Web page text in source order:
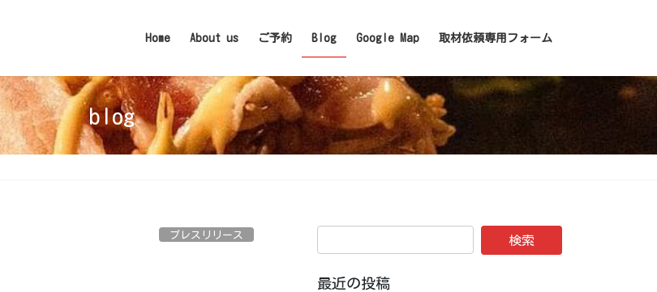
Home About us ご予約 Blog Google Map 取材依頼専用フォーム
blog
プレスリリース
最近の投稿